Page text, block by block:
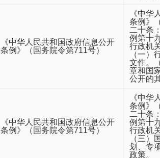
《中华人民共和国政府信息公开
条例》（国务院令第711号）
《中华
条例》
二十条
例第十
行政机
（一）
文件。
章和国
公开的
《中华人民共和国政府信息公开
条例》（国务院令第711号）
《中华
条例》
二十条
例第十
行政机
（三）
划、专
政策。